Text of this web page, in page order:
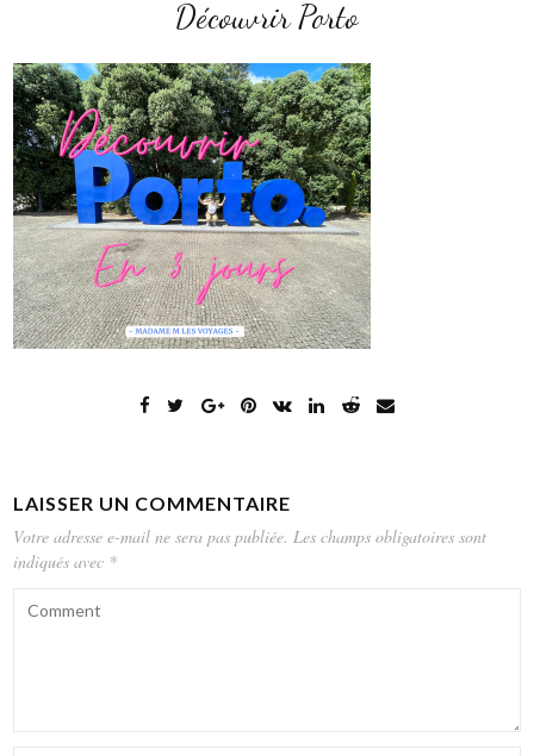
Découvrir Porto
LAISSER UN COMMENTAIRE
Votre adresse e-mail ne sera pas publiée. Les champs obligatoires sont
indiqués avec *